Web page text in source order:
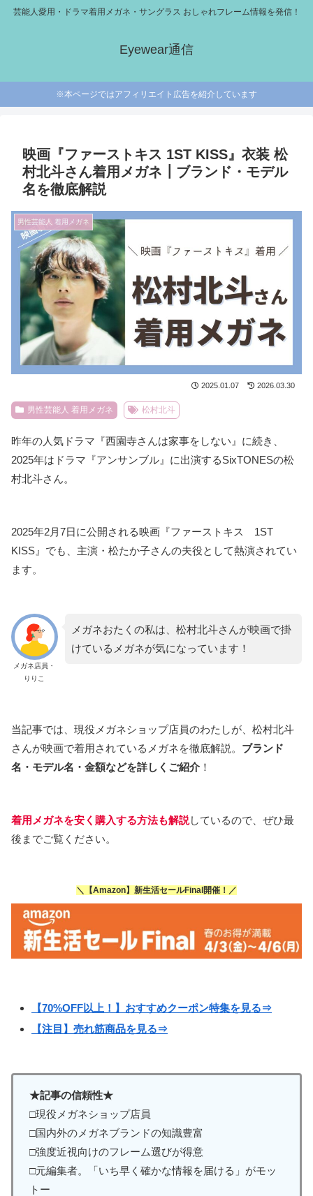
芸能人愛用・ドラマ着用メガネ・サングラス おしゃれフレーム情報を発信！
Eyewear通信
※本ページではアフィリエイト広告を紹介しています
映画『ファーストキス 1ST KISS』衣装 松
村北斗さん着用メガネ┃ブランド・モデル
名を徹底解説
男性芸能人 着用メガネ
2025.01.07 2026.03.30
男性芸能人 着用メガネ 松村北斗
昨年の人気ドラマ『西園寺さんは家事をしない』に続き、
2025年はドラマ『アンサンブル』に出演するSixTONESの松
村北斗さん。
2025年2月7日に公開される映画『ファーストキス 1ST
KISS』でも、主演・松たか子さんの夫役として熱演されてい
ます。
メガネ店員・
りりこ
メガネおたくの私は、松村北斗さんが映画で掛
けているメガネが気になっています！
当記事では、現役メガネショップ店員のわたしが、松村北斗
さんが映画で着用されているメガネを徹底解説。 ブランド
名・モデル名・金額などを詳しくご紹介 ！
着用メガネを安く購入する方法も解説しているので、ぜひ最
後までご覧ください。
＼【Amazon】新生活セールFinal開催！／
【70%OFF以上！】おすすめクーポン特集を見る⇒
【注目】売れ筋商品を見る⇒
★記事の信頼性★
□現役メガネショップ店員
□国内外のメガネブランドの知識豊富
□強度近視向けのフレーム選びが得意
□元編集者。「いち早く確かな情報を届ける」がモッ
トー